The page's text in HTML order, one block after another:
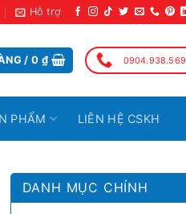
Hỗ trợ
/0 ₫ 0904.938.569
PHẨM LIÊN HỆ CSKH
DANH MỤC CHÍNH